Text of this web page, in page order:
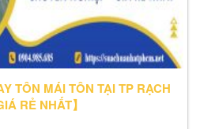
TÔN MÁI TÔN TẠI TP RẠCH
RẺ NHẤT】